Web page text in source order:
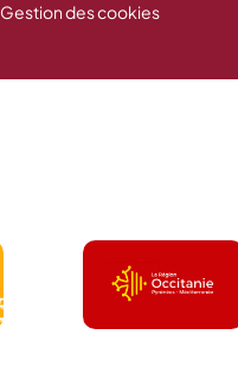
Gestion des cookies